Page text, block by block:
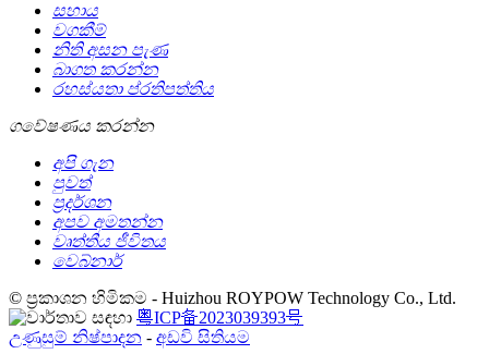
සහාය
වගකීම්
නිති අසන පැණ
බාගත කරන්න
රහස්යතා ප්රතිපත්තිය
ගවේෂණය කරන්න
අපි ගැන
පුවත්
ප්‍රදර්ශන
අපව අමතන්න
වෘත්තීය ජීවිතය
වෙබ්නාර්
© ප්‍රකාශන හිමිකම - Huizhou ROYPOW Technology Co., Ltd.
粤ICP备2023039393号
උණුසුම් නිෂ්පාදන - අඩවි සිතියම